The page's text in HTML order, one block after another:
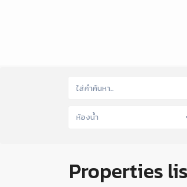
ห้องน้ำ
Properties